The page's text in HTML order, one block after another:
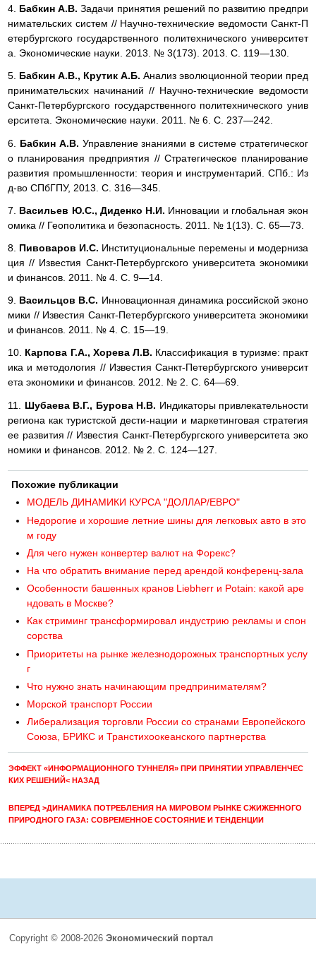
4. Бабкин А.В. Задачи принятия решений по развитию предпри
нимательских систем // Научно-технические ведомости Санкт-П
етербургского государственного политехнического университет
а. Экономические науки. 2013. № 3(173). 2013. С. 119—130.
5. Бабкин А.В., Крутик А.Б. Анализ эволюционной теории пред
принимательских начинаний // Научно-технические ведомости
Санкт-Петербургского государственного политехнического унив
ерситета. Экономические науки. 2011. № 6. С. 237—242.
6. Бабкин А.В. Управление знаниями в системе стратегическог
о планирования предприятия // Стратегическое планирование
развития промышленности: теория и инструментарий. СПб.: Из
д-во СПбГПУ, 2013. С. 316—345.
7. Васильев Ю.С., Диденко Н.И. Инновации и глобальная экон
омика // Геополитика и безопасность. 2011. № 1(13). С. 65—73.
8. Пивоваров И.С. Институциональные перемены и модерниза
ция // Известия Санкт-Петербургского университета экономики
и финансов. 2011. № 4. С. 9—14.
9. Васильцов В.С. Инновационная динамика российской эконо
мики // Известия Санкт-Петербургского университета экономики
и финансов. 2011. № 4. С. 15—19.
10. Карпова Г.А., Хорева Л.В. Классификация в туризме: практ
ика и методология // Известия Санкт-Петербургского университ
ета экономики и финансов. 2012. № 2. С. 64—69.
11. Шубаева В.Г., Бурова Н.В. Индикаторы привлекательности
региона как туристской дести-нации и маркетинговая стратегия
ее развития // Известия Санкт-Петербургского университета эко
номики и финансов. 2012. № 2. С. 124—127.
Похожие публикации
МОДЕЛЬ ДИНАМИКИ КУРСА "ДОЛЛАР/ЕВРО"
Недорогие и хорошие летние шины для легковых авто в это
м году
Для чего нужен конвертер валют на Форекс?
На что обратить внимание перед арендой конференц-зала
Особенности башенных кранов Liebherr и Potain: какой аре
ндовать в Москве?
Как стриминг трансформировал индустрию рекламы и спон
сорства
Приоритеты на рынке железнодорожных транспортных услу
г
Что нужно знать начинающим предпринимателям?
Морской транспорт России
Либерализация торговли России со странами Европейского
Союза, БРИКС и Транстихоокеанского партнерства
ЭФФЕКТ «ИНФОРМАЦИОННОГО ТУННЕЛЯ» ПРИ ПРИНЯТИИ УПРАВЛЕНЧЕС
КИХ РЕШЕНИЙ< НАЗАД
ВПЕРЕД >ДИНАМИКА ПОТРЕБЛЕНИЯ НА МИРОВОМ РЫНКЕ СЖИЖЕННОГО
ПРИРОДНОГО ГАЗА: СОВРЕМЕННОЕ СОСТОЯНИЕ И ТЕНДЕНЦИИ
Copyright © 2008-2026 Экономический портал